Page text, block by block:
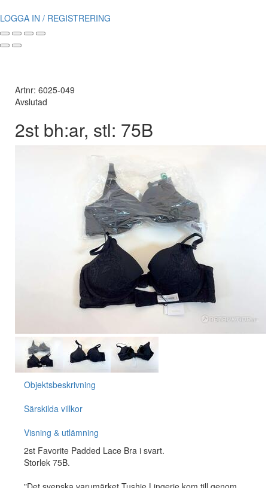
LOGGA IN / REGISTRERING
Artnr: 6025-049
Avslutad
2st bh:ar, stl: 75B
Objektsbeskrivning
Särskilda villkor
Visning & utlämning
2st Favorite Padded Lace Bra i svart.
Storlek 75B.